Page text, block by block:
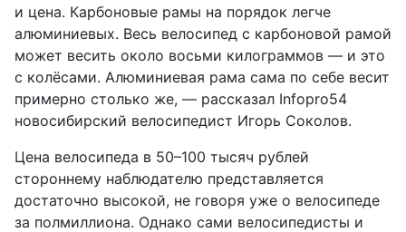
и цена. Карбоновые рамы на порядок легче
алюминиевых. Весь велосипед с карбоновой рамой
может весить около восьми килограммов — и это
с колёсами. Алюминиевая рама сама по себе весит
примерно столько же, — рассказал Infopro54
новосибирский велосипедист Игорь Соколов.
Цена велосипеда в 50–100 тысяч рублей
стороннему наблюдателю представляется
достаточно высокой, не говоря уже о велосипеде
за полмиллиона. Однако сами велосипедисты и